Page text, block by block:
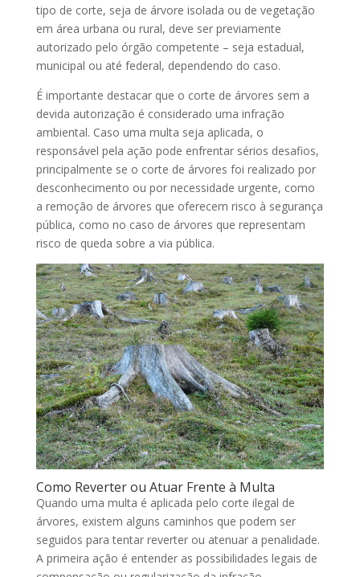
tipo de corte, seja de árvore isolada ou de vegetação
em área urbana ou rural, deve ser previamente
autorizado pelo órgão competente – seja estadual,
municipal ou até federal, dependendo do caso.
É importante destacar que o corte de árvores sem a
devida autorização é considerado uma infração
ambiental. Caso uma multa seja aplicada, o
responsável pela ação pode enfrentar sérios desafios,
principalmente se o corte de árvores foi realizado por
desconhecimento ou por necessidade urgente, como
a remoção de árvores que oferecem risco à segurança
pública, como no caso de árvores que representam
risco de queda sobre a via pública.
Como Reverter ou Atuar Frente à Multa
Quando uma multa é aplicada pelo corte ilegal de
árvores, existem alguns caminhos que podem ser
seguidos para tentar reverter ou atenuar a penalidade.
A primeira ação é entender as possibilidades legais de